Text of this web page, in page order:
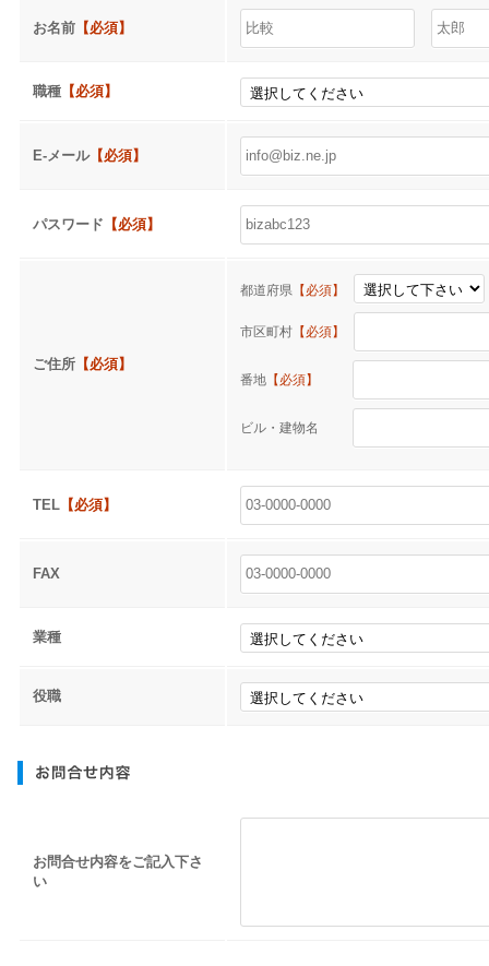
お名前 【必須】
職種 【必須】
E-メール【必須】
パスワード 【必須】
ご住所 【必須】
都道府県 【必須】
市区町村 【必須】
番地 【必須】
ビル・建物名
TEL 【必須】
FAX
業種
役職
お問合せ内容をご記入下さ
い